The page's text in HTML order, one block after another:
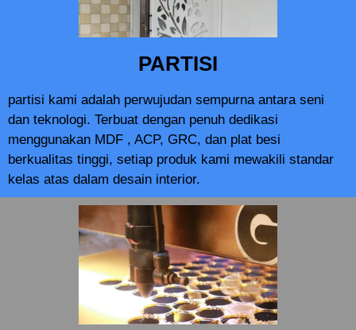
PARTISI
partisi kami adalah perwujudan sempurna antara seni
dan teknologi. Terbuat dengan penuh dedikasi
menggunakan MDF , ACP, GRC, dan plat besi
berkualitas tinggi, setiap produk kami mewakili standar
kelas atas dalam desain interior.